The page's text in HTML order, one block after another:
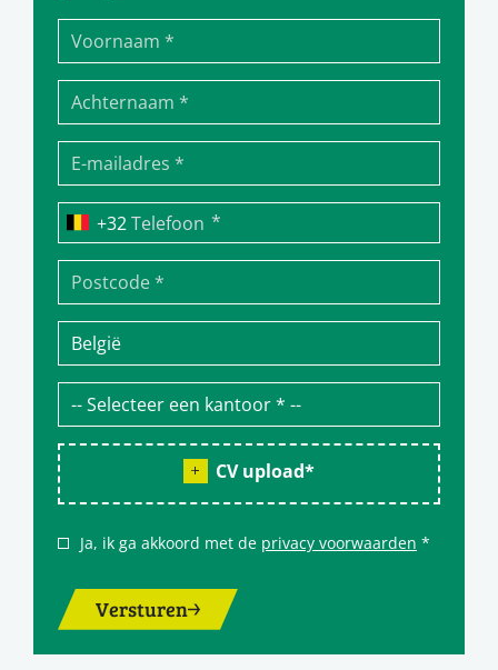
Telefoon *
CV upload*
Ja, ik ga akkoord met de privacy voorwaarden *
Versturen